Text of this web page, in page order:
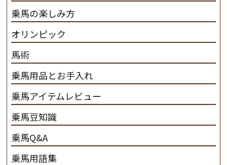
乗馬の楽しみ方
オリンピック
馬術
乗馬用品とお手入れ
乗馬アイテムレビュー
乗馬豆知識
乗馬Q&A
乗馬用語集